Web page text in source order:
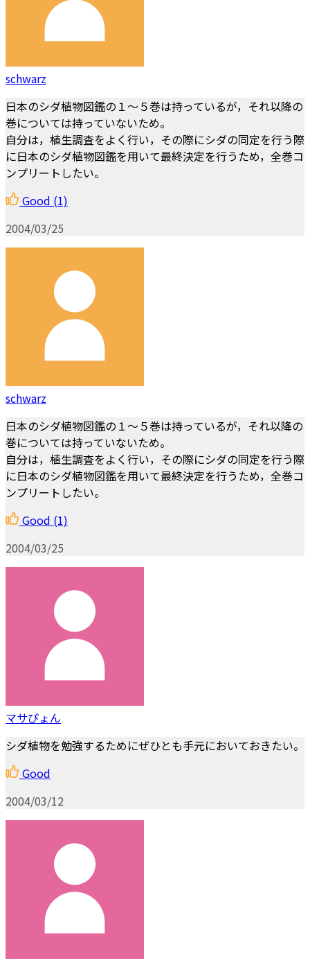
schwarz
日本のシダ植物図鑑の１～５巻は持っているが，それ以降の
巻については持っていないため。
自分は，植生調査をよく行い，その際にシダの同定を行う際
に日本のシダ植物図鑑を用いて最終決定を行うため，全巻コ
ンプリートしたい。
Good (1)
2004/03/25
schwarz
日本のシダ植物図鑑の１～５巻は持っているが，それ以降の
巻については持っていないため。
自分は，植生調査をよく行い，その際にシダの同定を行う際
に日本のシダ植物図鑑を用いて最終決定を行うため，全巻コ
ンプリートしたい。
Good (1)
2004/03/25
マサぴょん
シダ植物を勉強するためにぜひとも手元においておきたい。
Good
2004/03/12